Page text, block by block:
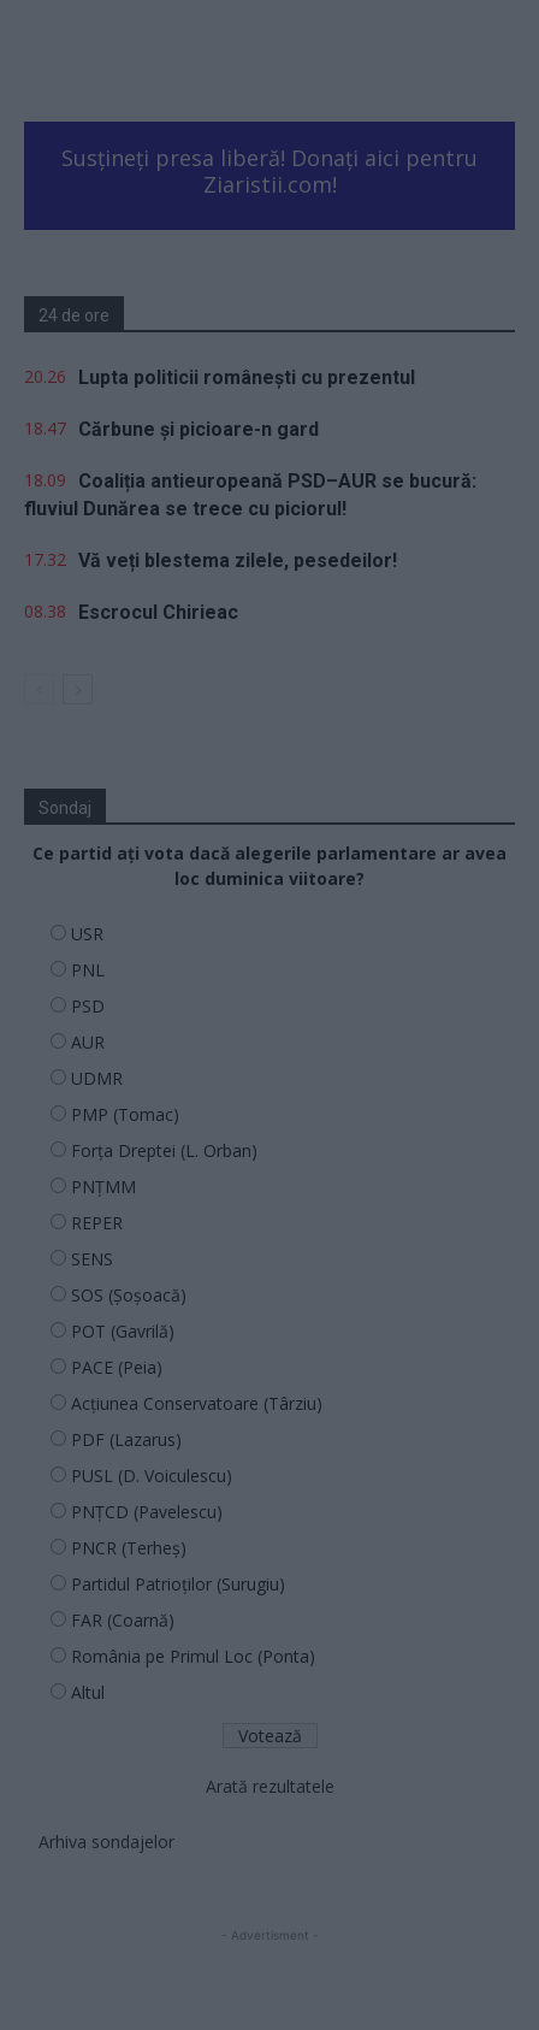
Susțineți presa liberă! Donați aici pentru
Ziaristii.com!
24 de ore
20.26 Lupta politicii românești cu prezentul
18.47 Cărbune și picioare-n gard
18.09
Coaliția antieuropeană PSD–AUR se bucură:
fluviul Dunărea se trece cu piciorul!
17.32 Vă veți blestema zilele, pesedeilor!
08.38 Escrocul Chirieac
Sondaj
Ce partid ați vota dacă alegerile parlamentare ar avea
loc duminica viitoare?
USR
PNL
PSD
AUR
UDMR
PMP (Tomac)
Forța Dreptei (L. Orban)
PNȚMM
REPER
SENS
SOS (Șoșoacă)
POT (Gavrilă)
PACE (Peia)
Acțiunea Conservatoare (Târziu)
PDF (Lazarus)
PUSL (D. Voiculescu)
PNȚCD (Pavelescu)
PNCR (Terheș)
Partidul Patrioților (Surugiu)
FAR (Coarnă)
România pe Primul Loc (Ponta)
Altul
Arată rezultatele
Arhiva sondajelor
- Advertisment -